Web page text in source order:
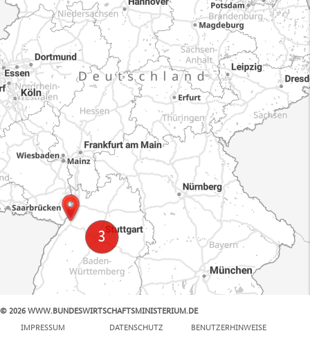
© 2026 WWW.BUNDESWIRTSCHAFTSMINISTERIUM.DE
IMPRESSUM
DATENSCHUTZ BENUTZERHINWEISE